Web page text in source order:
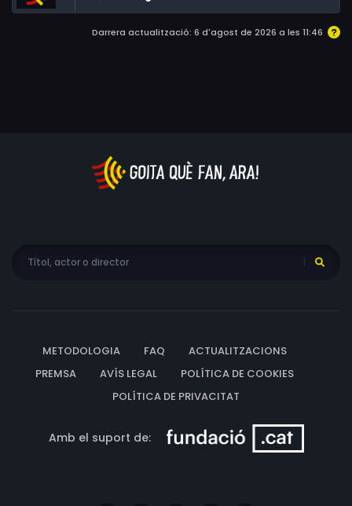
Darrera actualització: 6 d'agost de 2026 a les 11:46
METODOLOGIA FAQ
ACTUALITZACIONS
PREMSA
AVÍS LEGAL
POLÍTICA DE COOKIES
POLÍTICA DE PRIVACITAT
Amb el suport de: